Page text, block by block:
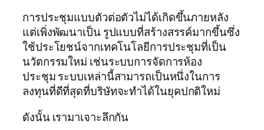
การประชุมแบบตัวต่อตัวไม่ได้เกิดขึ้นภายหลัง
แต่เพิ่งพัฒนาเป็น รูปแบบที่สร้างสรรค์มากขึ้นซึ่ง
ใช้ประโยชน์จากเทคโนโลยีการประชุมที่เป็น
นวัตกรรมใหม่ เช่นระบบการจัดการห้อง
ประชุม ระบบเหล่านี้สามารถเป็นหนึ่งในการ
ลงทุนที่ดีที่สุดที่บริษัทจะทำได้ในยุคปกติใหม่
ดังนั้น เรามาเจาะลึกกัน